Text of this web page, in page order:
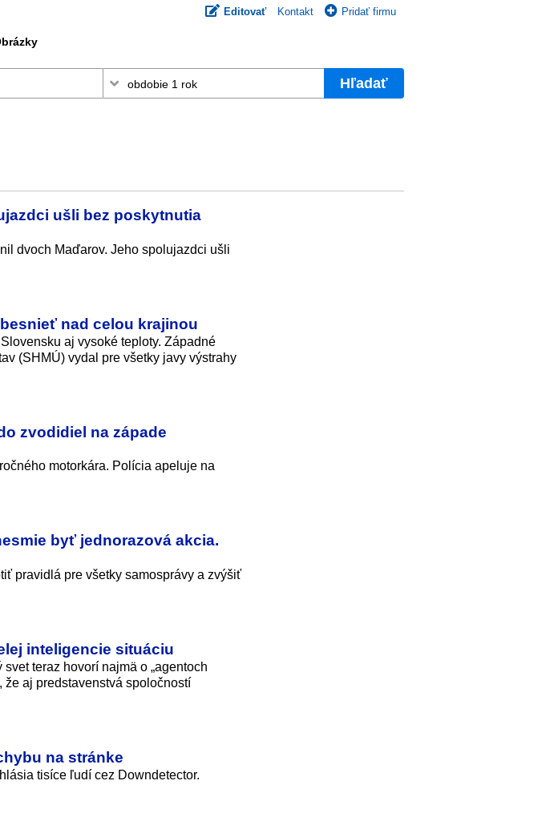
Editovať Kontakt Pridať firmu
Hľadať
ušli bez poskytnutia
dvoch Maďarov. Jeho spolujazdci ušli
nad celou krajinou
aj vysoké teploty. Západné
(SHMÚ) vydal pre všetky javy výstrahy
zvodidiel na západe
motorkára. Polícia apeluje na
byť jednorazová akcia.
pravidlá pre všetky samosprávy a zvýšiť
inteligencie situáciu
teraz hovorí najmä o „agentoch
že aj predstavenstvá spoločností
na stránke
tisíce ľudí cez Downdetector.